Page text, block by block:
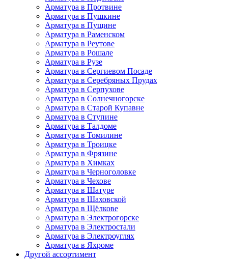
Арматура в Протвине
Арматура в Пушкине
Арматура в Пущине
Арматура в Раменском
Арматура в Реутове
Арматура в Рошале
Арматура в Рузе
Арматура в Сергиевом Посаде
Арматура в Серебряных Прудах
Арматура в Серпухове
Арматура в Солнечногорске
Арматура в Старой Купавне
Арматура в Ступине
Арматура в Талдоме
Арматура в Томилине
Арматура в Троицке
Арматура в Фрязине
Арматура в Химках
Арматура в Черноголовке
Арматура в Чехове
Арматура в Шатуре
Арматура в Шаховской
Арматура в Щёлкове
Арматура в Электрогорске
Арматура в Электростали
Арматура в Электроуглях
Арматура в Яхроме
Другой ассортимент